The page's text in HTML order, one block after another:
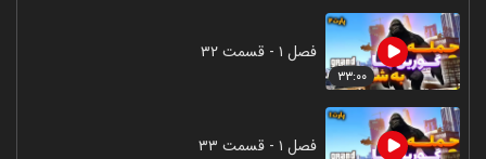
۳۳:۰۰
فصل ۱ - قسمت ۳۲
فصل ۱ - قسمت ۳۳